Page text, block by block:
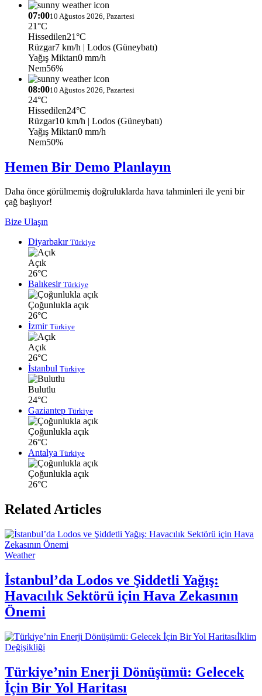
07:0010 Ağustos 2026, Pazartesi
21°C
Hissedilen21°C
Rüzgar7 km/h | Lodos (Güneybatı)
Yağış Miktarı0 mm/h
Nem56%
08:0010 Ağustos 2026, Pazartesi
24°C
Hissedilen24°C
Rüzgar10 km/h | Lodos (Güneybatı)
Yağış Miktarı0 mm/h
Nem50%
Hemen Bir Demo Planlayın
Daha önce görülmemiş doğruluklarda hava tahminleri ile yeni bir
çağ başlıyor!
Bize Ulaşın
Diyarbakır Türkiye
Açık
26°C
Balıkesir Türkiye
Çoğunlukla açık
26°C
İzmir Türkiye
Açık
26°C
İstanbul Türkiye
Bulutlu
24°C
Gaziantep Türkiye
Çoğunlukla açık
26°C
Antalya Türkiye
Çoğunlukla açık
26°C
Related Articles
Weather
İstanbul’da Lodos ve Şiddetli Yağış:
Havacılık Sektörü için Hava Zekasının
Önemi
İklim
Değişikliği
Türkiye’nin Enerji Dönüşümü: Gelecek
İçin Bir Yol Haritası